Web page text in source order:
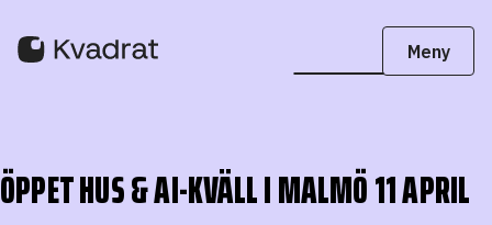
ÖPPET HUS & AI-KVÄLL I MALMÖ 11 APRIL